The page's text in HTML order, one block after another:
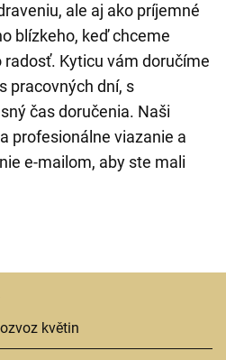
ale aj ako príjemné
blízkeho, keď chceme
Kyticu vám doručíme
pracovných dní, s
čas doručenia. Naši
profesionálne viazanie a
e-mailom, aby ste mali
květin